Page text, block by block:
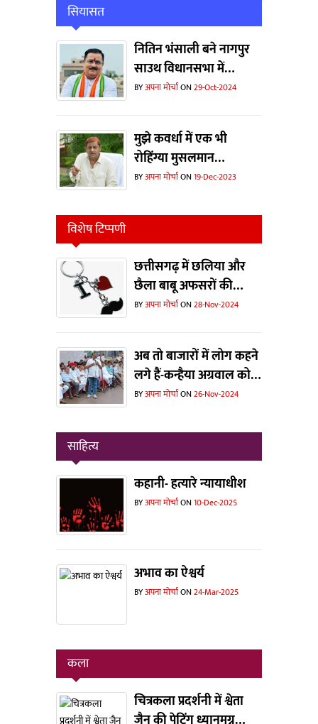
सियासत
नितिन भंसाली बने नागपुर
साउथ विधानसभा में
कॉर्डिनेटर
BYअपना मोर्चाON29-Oct-2024
मुझे कवर्धा में एक भी
रोहिंग्या मुसलमान
दिखाओ...भाजपा ने चुनाव
का इस्तेमाल किया- मोहम्मद
BYअपना मोर्चाON19-Dec-2023
विशेष टिप्पणी
छत्तीसगढ़ में छलिया और
छैला बाबू अफसरों की
भरमार !
BYअपना मोर्चाON28-Nov-2024
अब तो बाजारों में लोग कहने
लगे हैं-कन्हैया अग्रवाल को
टिकट मिलती तो जीत जाते !
BYअपना मोर्चाON26-Nov-2024
साहित्य
कहानी- हत्यारे न्यायाधीश
BYअपना मोर्चाON10-Dec-2025
अभाव का ऐश्वर्य
BYअपना मोर्चाON24-Mar-2025
कला
चित्रकला प्रदर्शनी में श्वेता